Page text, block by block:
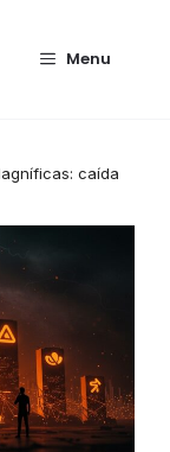
Menu
caída